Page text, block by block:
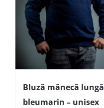
Bluză mânecă lungă
bleumarin – unisex